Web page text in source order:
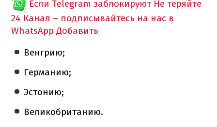
Если Telegram заблокируют Не теряйте
24 Канал – подписывайтесь на нас в
WhatsApp Добавить
Венгрию;
Германию;
Эстонию;
Великобританию.